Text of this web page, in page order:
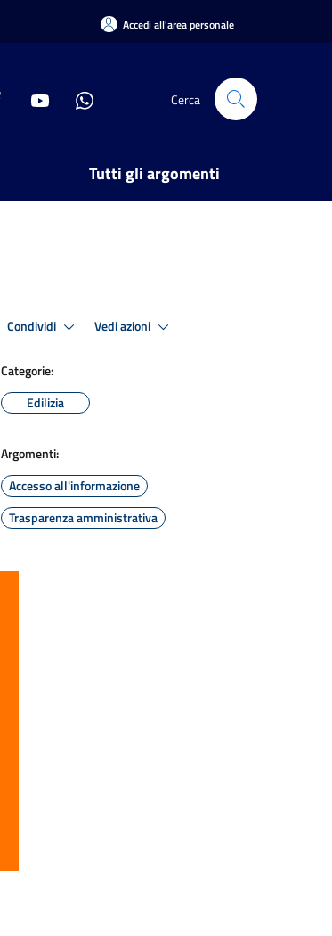
Accedi all'area personale
Cerca
Tutti gli argomenti
Condividi Vedi azioni
Categorie:
Edilizia
Argomenti:
Accesso all'informazione
Trasparenza amministrativa